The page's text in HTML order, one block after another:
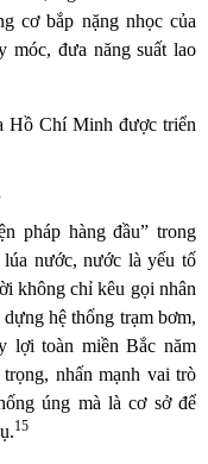
cơ bắp nặng nhọc của
móc, đưa năng suất lao
Hồ Chí Minh được triển
pháp hàng đầu” trong
nước, nước là yếu tố
không chỉ kêu gọi nhân
hệ thống trạm bơm,
lợi toàn miền Bắc năm
nhấn mạnh vai trò
úng mà là cơ sở để
15